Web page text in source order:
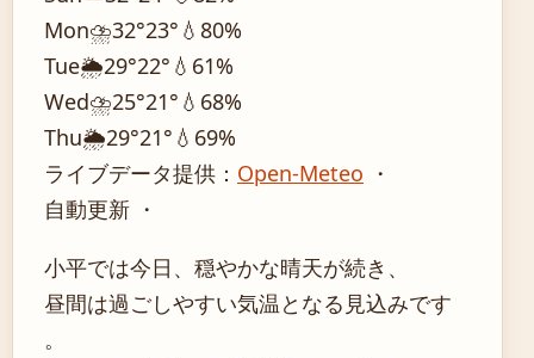
Mon⛈️32°23° 💧80%
Tue🌦️29°22° 💧61%
Wed⛈️25°21° 💧68%
Thu🌦️29°21° 💧69%
ライブデータ提供： Open-Meteo ・
自動更新 ・
小平では今日、穏やかな晴天が続き、
昼間は過ごしやすい気温となる見込みです
。